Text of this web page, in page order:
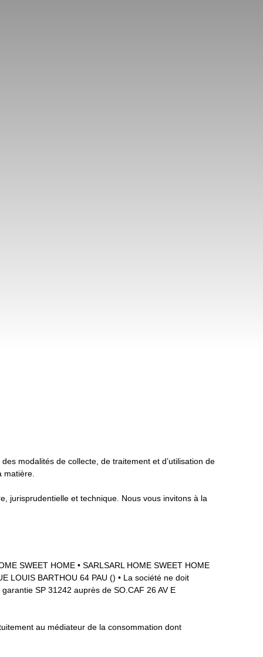
modalités de collecte, de traitement et d’utilisation de
matière.
jurisprudentielle et technique. Nous vous invitons à la
SWEET HOME • SARLSARL HOME SWEET HOME
LOUIS BARTHOU 64 PAU () • La société ne doit
SP 31242 auprès de SO.CAF 26 AV E
au médiateur de la consommation dont